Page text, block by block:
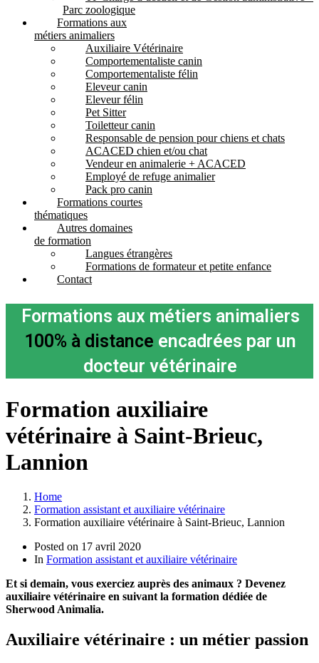
Parc zoologique
Formations aux
métiers animaliers
Auxiliaire Vétérinaire
Comportementaliste canin
Comportementaliste félin
Eleveur canin
Eleveur félin
Pet Sitter
Toiletteur canin
Responsable de pension pour chiens et chats
ACACED chien et/ou chat
Vendeur en animalerie + ACACED
Employé de refuge animalier
Pack pro canin
Formations courtes
thématiques
Autres domaines
de formation
Langues étrangères
Formations de formateur et petite enfance
Contact
Formations aux métiers animaliers
100% à distance encadrées par un
docteur vétérinaire
Formation auxiliaire
vétérinaire à Saint-Brieuc,
Lannion
Home
Formation assistant et auxiliaire vétérinaire
Formation auxiliaire vétérinaire à Saint-Brieuc, Lannion
Posted on 17 avril 2020
In Formation assistant et auxiliaire vétérinaire
Et si demain, vous exerciez auprès des animaux ? Devenez
auxiliaire vétérinaire en suivant la formation dédiée de
Sherwood Animalia.
Auxiliaire vétérinaire : un métier passion